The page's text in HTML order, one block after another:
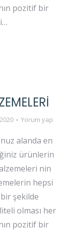
pozitif bir
Yorum yap
alanda en
ürünlerin
nin
hepsi
şekilde
olması her
pozitif bir